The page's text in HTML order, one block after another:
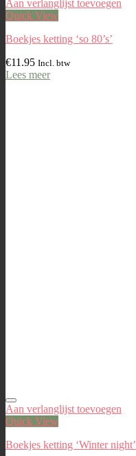
Aan verlanglijst toevoegen
Quick View
Boekjes ketting ‘so 80’s’
€11.95 Incl. btw
Lees meer
Aan verlanglijst toevoegen
Quick View
Boekjes ketting ‘Winter night’